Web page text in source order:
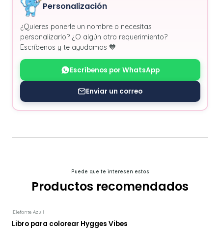
Personalización
¿Quieres ponerle un nombre o necesitas
personalizarlo? ¿O algún otro requerimiento?
Escríbenos y te ayudamos 💙
Escríbenos por WhatsApp
Enviar un correo
Puede que te interesen estos
Productos recomendados
DESCUENTO
|Elefante Azull
Libro para colorear Hygges Vibes